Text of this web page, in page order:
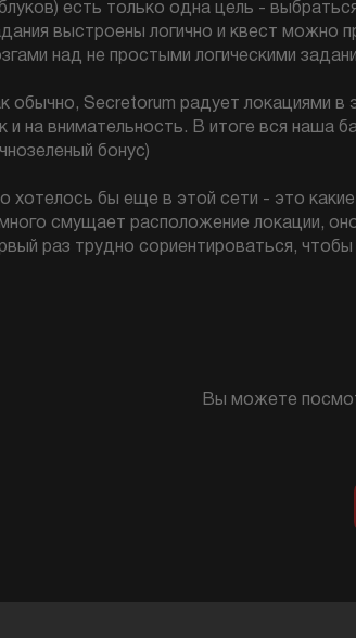
есть только одна цель -
выстроены логично и квест можно
над не простыми логическими
обычно, Secretorum радует локациями в
и на внимательность. В итоге вся наша
бонус)
хотелось бы еще в этой сети - это
смущает расположение локации,
раз трудно сориентироваться,
Вы можете